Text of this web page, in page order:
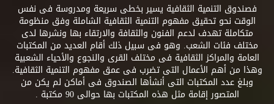
فصندوق التنمية الثقافية يسير بخطى سريعة ومدروسة فى نفس
الوقت نحو تحقيق مفهوم التنمية الثقافية الشاملة وفق منظومة
متكاملة تهدف لدعم الفنون والثقافة والارتقاء بها ونشرها لدى
مختلف فئات الشعب. وهو فى سبيل ذلك أقام العديد من المكتبات
العامة والمراكز الثقافية فى مختلف القرى والنجوع والأحياء الشعبية
وهذا من أهم الأعمال التى تضرب فى عمق مفهوم التنمية الثقافية.
وبلغ عدد المكتبات التى أنشأها الصندوق فى أماكن لم يكن من
المتصور إقامة مثل هذه المكتبات بها حوالى 90 مكتبة .